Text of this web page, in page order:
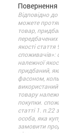
Повернення
Відповідно
можете
товар,
якості
належної
придбаний,
фасоном,
товару
покупки.
статті 1. п.22
особа, яка
замовити